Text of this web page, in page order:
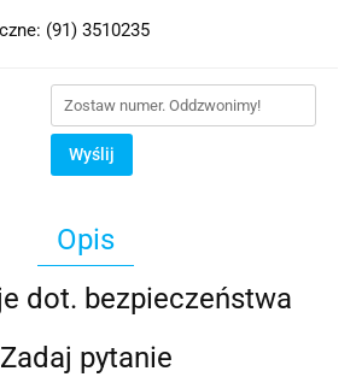
(91) 3510235
Wyślij
Opis
dot. bezpieczeństwa
Zadaj pytanie